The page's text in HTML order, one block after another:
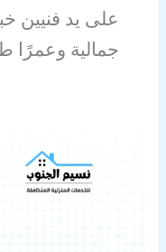
على يد فنيين
جمالية وعمرًا